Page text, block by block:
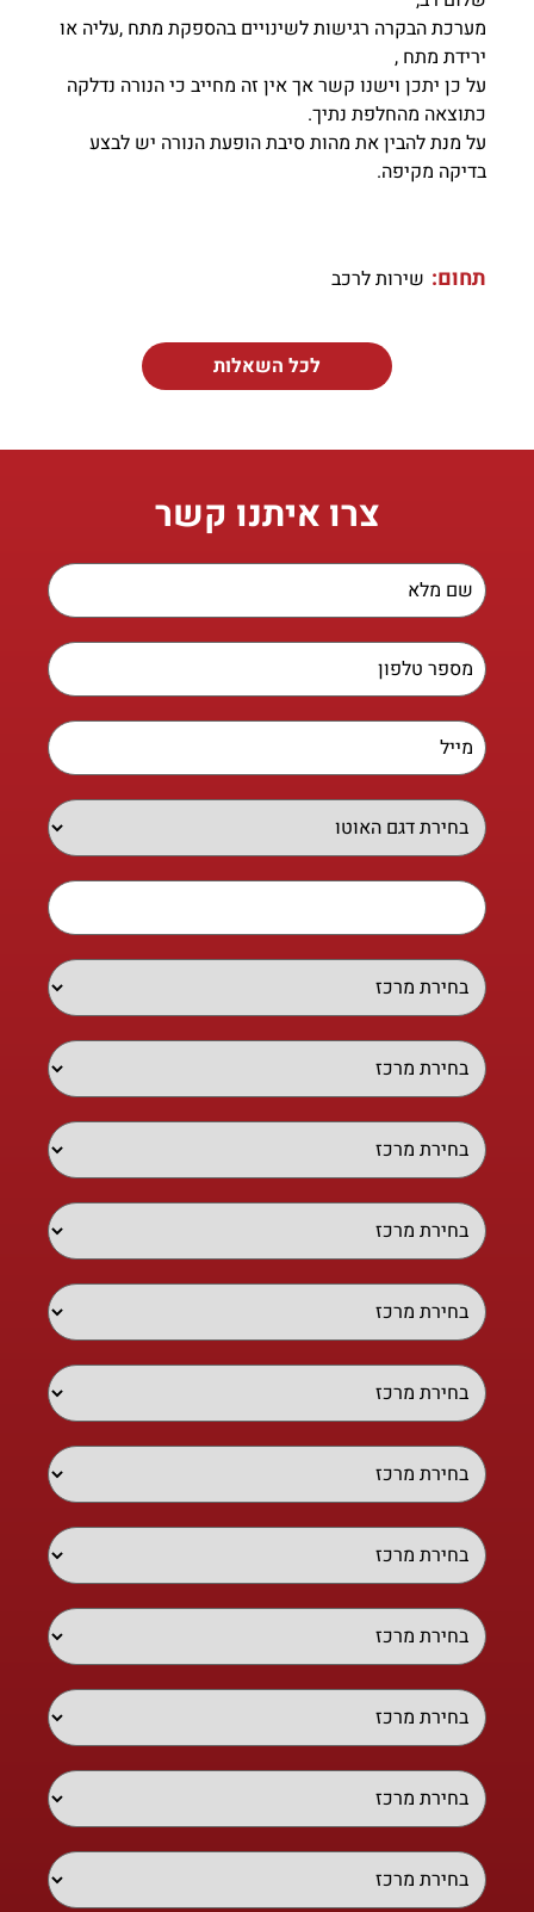
מערכת הבקרה רגישות לשינויים בהספקת מתח ,עליה או
ירידת מתח ,
על כן יתכן וישנו קשר אך אין זה מחייב כי הנורה נדלקה
כתוצאה מהחלפת נתיך.
על מנת להבין את מהות סיבת הופעת הנורה יש לבצע
בדיקה מקיפה.
תחום: שירות לרכב
לכל השאלות
צרו איתנו קשר